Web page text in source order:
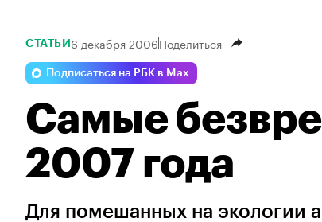
СТАТЬИ 6 декабря 2006Поделиться
Подписаться на РБК в Max
Самые
2007 года
Для помешанных на экологии